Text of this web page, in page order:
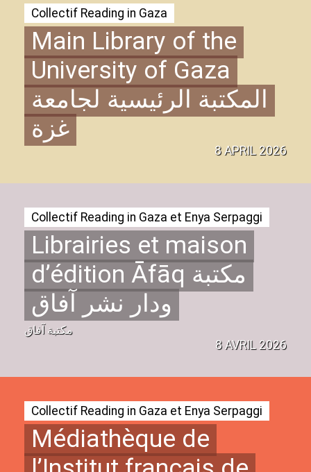
Collectif Reading in Gaza
Main Library of the
University of Gaza
المكتبة الرئيسية لجامعة
غزة
8 APRIL 2026
Collectif Reading in Gaza et Enya Serpaggi
Librairies et maison
d’édition Āfāq مكتبة
ودار نشر آفاق
مكتبة آفاق
8 AVRIL 2026
Collectif Reading in Gaza et Enya Serpaggi
Médiathèque de